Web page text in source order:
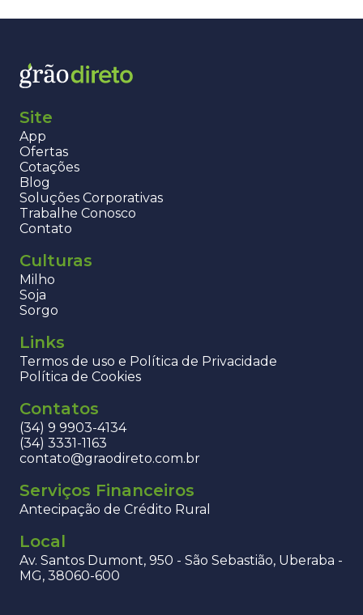
Site
App
Ofertas
Cotações
Blog
Soluções Corporativas
Trabalhe Conosco
Contato
Culturas
Milho
Soja
Sorgo
Links
Termos de uso e Política de Privacidade
Política de Cookies
Contatos
(34) 9 9903-4134
(34) 3331-1163
contato@graodireto.com.br
Serviços Financeiros
Antecipação de Crédito Rural
Local
Av. Santos Dumont, 950 - São Sebastião, Uberaba -
MG, 38060-600